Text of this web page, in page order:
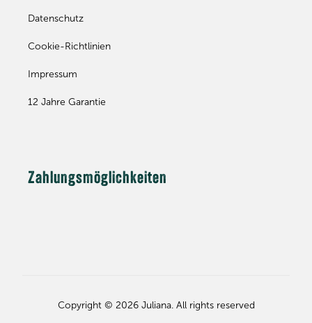
Datenschutz
Cookie-Richtlinien
Impressum
12 Jahre Garantie
Zahlungsmöglichkeiten
Copyright © 2026 Juliana. All rights reserved